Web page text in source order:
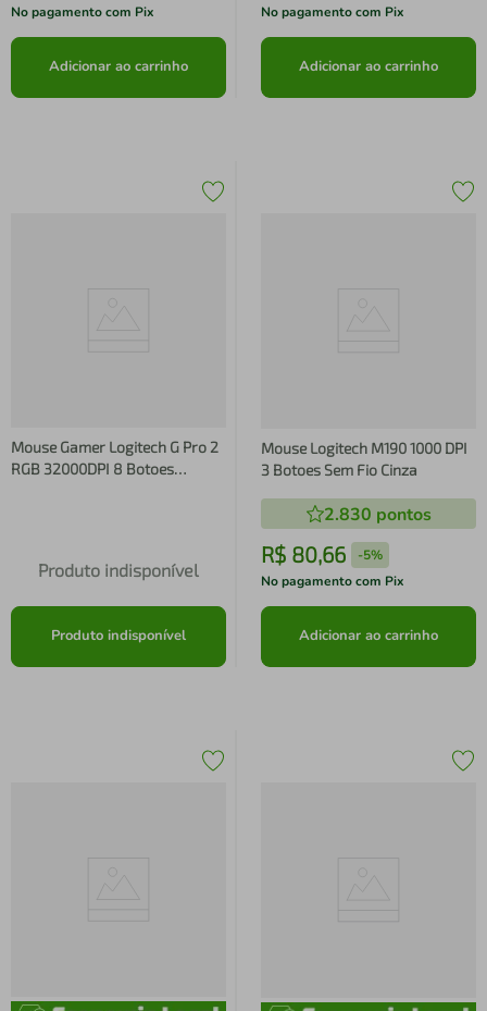
No pagamento com Pix
Adicionar ao carrinho
No pagamento com Pix
Adicionar ao carrinho
Mouse Gamer Logitech G Pro 2
RGB 32000DPI 8 Botoes
Produto indisponível
Produto indisponível
Mouse Logitech M190 1000 DPI
3 Botoes Sem Fio Cinza
2.830 pontos
R$ 80,66 -5%
No pagamento com Pix
Adicionar ao carrinho